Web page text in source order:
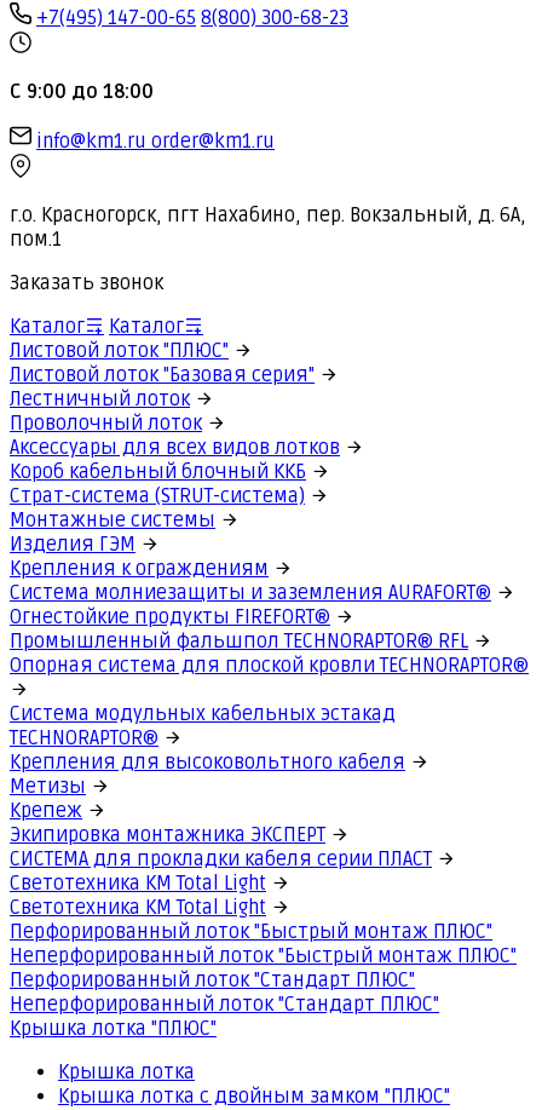
+7(495) 147-00-65 8(800) 300-68-23
С 9:00 до 18:00
info@km1.ru order@km1.ru
г.о. Красногорск, пгт Нахабино, пер. Вокзальный, д. 6А,
пом.1
Заказать звонок
Каталог
Каталог
Листовой лоток "ПЛЮС"
Листовой лоток "Базовая серия"
Лестничный лоток
Проволочный лоток
Аксессуары для всех видов лотков
Короб кабельный блочный ККБ
Страт-система (STRUT-система)
Монтажные системы
Изделия ГЭМ
Крепления к ограждениям
Система молниезащиты и заземления AURAFORT®
Огнестойкие продукты FIREFORT®
Промышленный фальшпол TECHNORAPTOR® RFL
Опорная система для плоской кровли TECHNORAPTOR®
Система модульных кабельных эстакад
TECHNORAPTOR®
Крепления для высоковольтного кабеля
Метизы
Крепеж
Экипировка монтажника ЭКСПЕРТ
СИСТЕМА для прокладки кабеля серии ПЛАСТ
Светотехника КМ Total Light
Светотехника КМ Total Light
Перфорированный лоток "Быстрый монтаж ПЛЮС"
Неперфорированный лоток "Быстрый монтаж ПЛЮС"
Перфорированный лоток "Стандарт ПЛЮС"
Неперфорированный лоток "Стандарт ПЛЮС"
Крышка лотка "ПЛЮС"
Крышка лотка
Крышка лотка с двойным замком "ПЛЮС"